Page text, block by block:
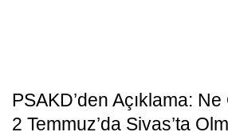
PSAKD’den Açıklama:
2 Temmuz’da Sivas’ta